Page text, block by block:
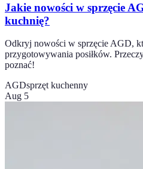
Jakie nowości w sprzęcie
kuchnię?
Odkryj nowości w sprzęcie AGD,
przygotowywania posiłków.
poznać!
AGDsprzęt kuchenny
Aug 5